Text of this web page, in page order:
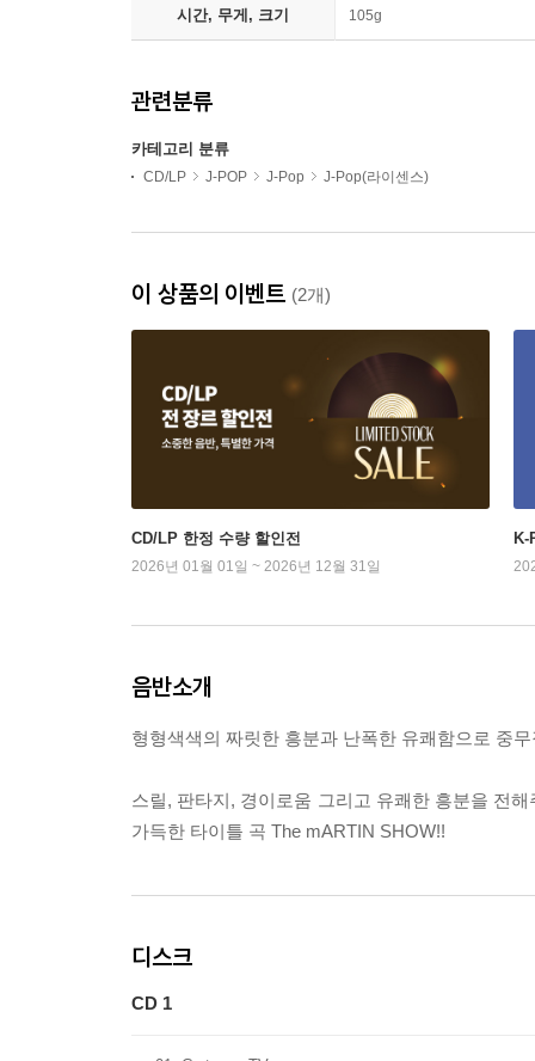
시간, 무게, 크기 105g
관련분류
카테고리 분류
CD/LP J-POP J-Pop J-Pop(라이센스)
이 상품의 이벤트 (2개)
CD/LP 한정 수량 할인전
2026년 01월 01일 ~ 2026년 12월 31일
K-
음반소개
형형색색의 짜릿한 흥분과 난폭한 유쾌함으로 중
스릴, 판타지, 경이로움 그리고 유쾌한 흥분을 전
가득한 타이틀 곡 The mARTIN SHOW!!
디스크
CD 1